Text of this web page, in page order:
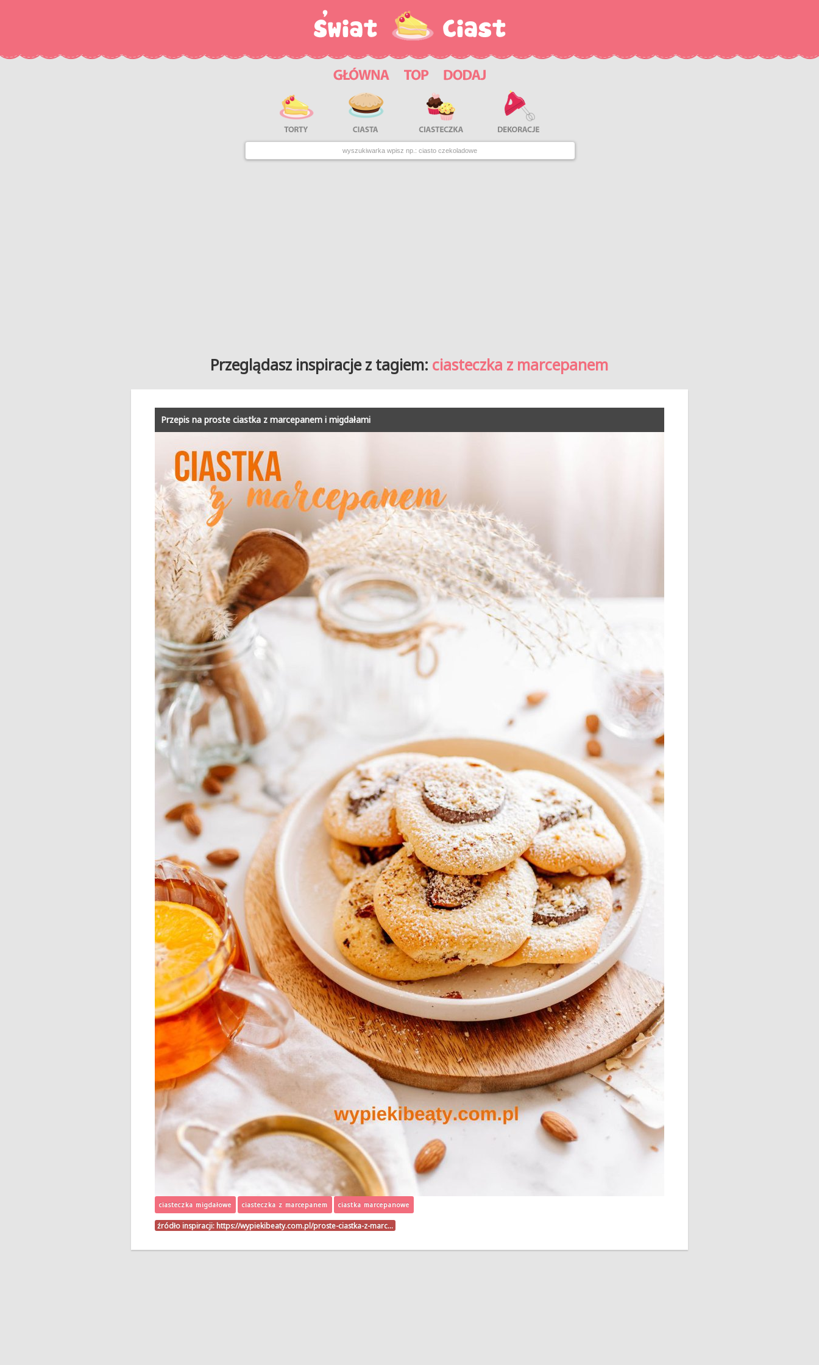
Przeglądasz inspiracje z tagiem: ciasteczka z marcepanem
Przepis na proste ciastka z marcepanem i migdałami
ciasteczka migdałowe ciasteczka z marcepanem ciastka marcepanowe
źródło inspiracji: https://wypiekibeaty.com.pl/proste-ciastka-z-marc…